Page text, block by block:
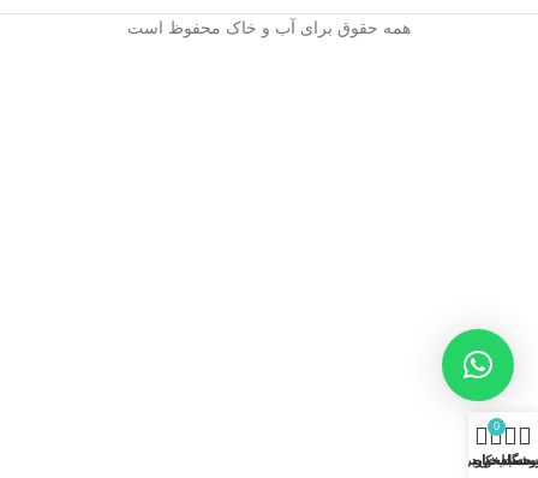
همه حقوق برای آب و خاک محفوظ است
دلخواه
0
سبد خرید
حساب کاربری من